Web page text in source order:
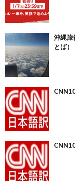
沖縄旅
とば）